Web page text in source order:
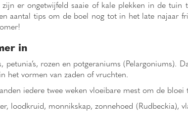
er ongetwijfeld saaie of kale plekken in de tuin
aantal tips om de boel nog tot in het late najaar
in
petunia’s, rozen en potgeraniums (Pelargoniums).
het vormen van zaden of vruchten.
iedere twee weken vloeibare mest om de bloei
loodkruid, monnikskap, zonnehoed (Rudbeckia),